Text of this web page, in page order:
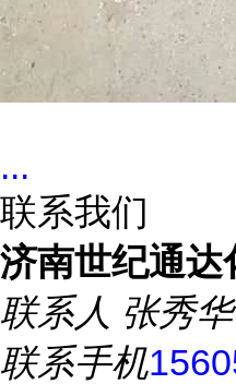
...
联系我们
济南世纪通达
联系人 张秀华
联系手机